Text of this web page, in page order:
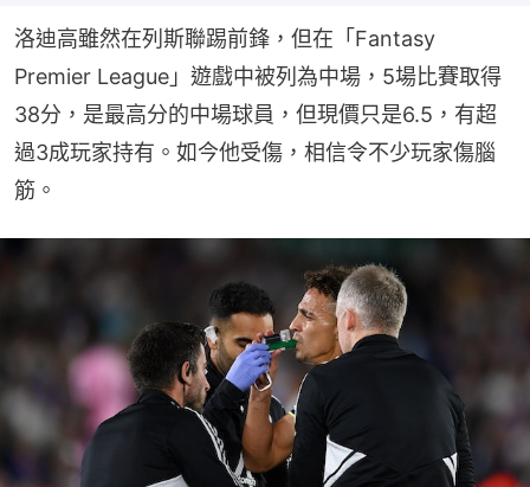
洛迪高雖然在列斯聯踢前鋒，但在「Fantasy
Premier League」遊戲中被列為中場，5場比賽取得
38分，是最高分的中場球員，但現價只是6.5，有超
過3成玩家持有。如今他受傷，相信令不少玩家傷腦
筋。